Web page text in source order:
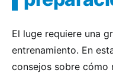
El luge requiere una
entrenamiento. En
consejos sobre cómo